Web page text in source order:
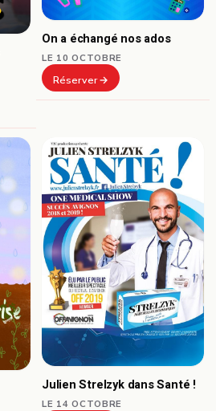
On a échangé nos ados
LE 10 OCTOBRE
Réserver
Julien Strelzyk dans Santé !
LE 14 OCTOBRE